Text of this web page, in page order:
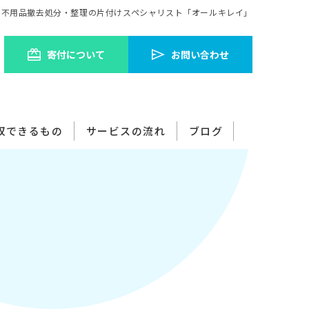
用品撤去処分・整理の片付けスペシャリスト「オールキレイ」
寄付について​ お問い合わせ
できるもの​ サービスの流れ​ ブログ